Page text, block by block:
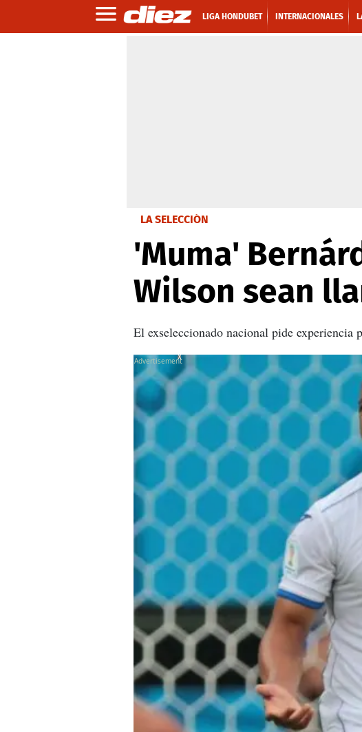
LIGA HONDUBET INTERNACIONALES
LA SELECCIÓN
'Muma'
Wilson sean
El exseleccionado nacional pide experiencia
X